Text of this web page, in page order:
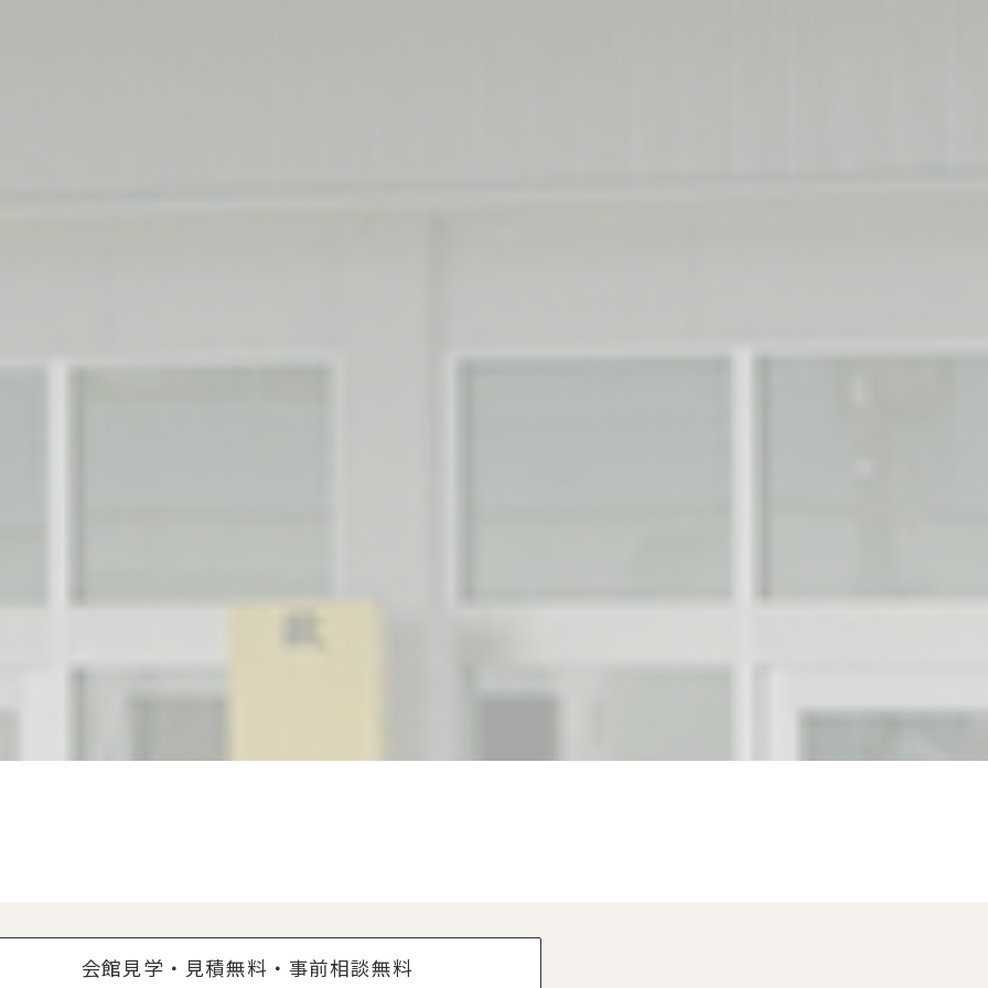
会館見学・見積無料・事前相談無料